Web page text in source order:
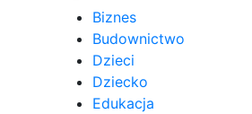
Biznes
Budownictwo
Dzieci
Dziecko
Edukacja